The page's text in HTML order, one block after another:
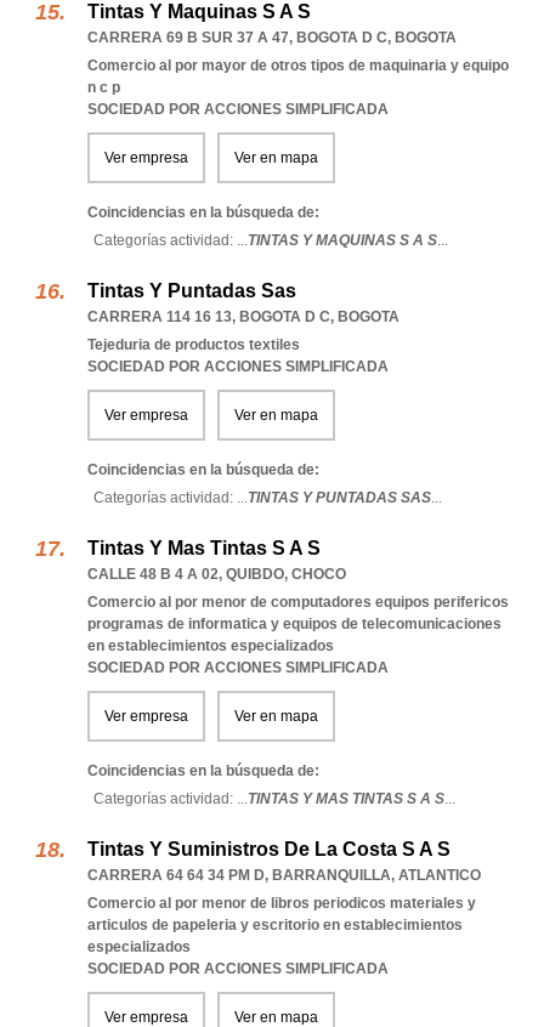
Tintas Y Maquinas S A S
CARRERA 69 B SUR 37 A 47, BOGOTA D C, BOGOTA
Comercio al por mayor de otros tipos de maquinaria y equipo
n c p
SOCIEDAD POR ACCIONES SIMPLIFICADA
Ver empresa Ver en mapa
Coincidencias en la búsqueda de:
Categorías actividad: ...TINTAS Y MAQUINAS S A S...
Tintas Y Puntadas Sas
CARRERA 114 16 13, BOGOTA D C, BOGOTA
Tejeduria de productos textiles
SOCIEDAD POR ACCIONES SIMPLIFICADA
Ver empresa Ver en mapa
Coincidencias en la búsqueda de:
Categorías actividad: ...TINTAS Y PUNTADAS SAS...
Tintas Y Mas Tintas S A S
CALLE 48 B 4 A 02, QUIBDO, CHOCO
Comercio al por menor de computadores equipos perifericos
programas de informatica y equipos de telecomunicaciones
en establecimientos especializados
SOCIEDAD POR ACCIONES SIMPLIFICADA
Ver empresa Ver en mapa
Coincidencias en la búsqueda de:
Categorías actividad: ...TINTAS Y MAS TINTAS S A S...
Tintas Y Suministros De La Costa S A S
CARRERA 64 64 34 PM D, BARRANQUILLA, ATLANTICO
Comercio al por menor de libros periodicos materiales y
articulos de papeleria y escritorio en establecimientos
especializados
SOCIEDAD POR ACCIONES SIMPLIFICADA
Ver empresa Ver en mapa